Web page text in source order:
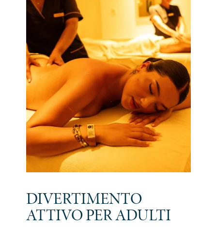
DIVERTIMENTO
ATTIVO PER ADULTI